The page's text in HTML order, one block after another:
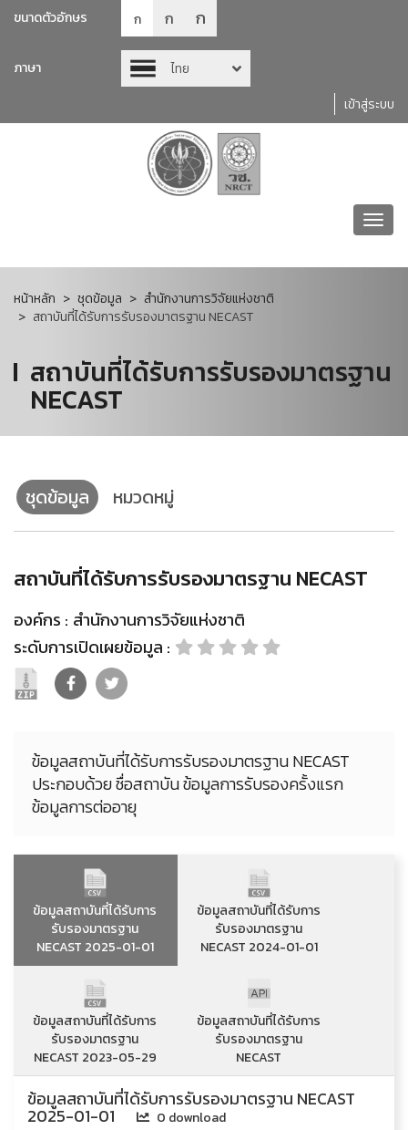
ขนาดตัวอักษร ก ก ก
ภาษา
ไทย
เข้าสู่ระบบ
หน้าหลัก ชุดข้อมูล
สำนักงานการวิจัยแห่งชาติ
สถาบันที่ได้รับการรับรองมาตรฐาน NECAST
สถาบันที่ได้รับการรับรองมาตรฐาน
NECAST
ชุดข้อมูล หมวดหมู่
สถาบันที่ได้รับการรับรองมาตรฐาน NECAST
องค์กร : สำนักงานการวิจัยแห่งชาติ
ระดับการเปิดเผยข้อมูล :
ข้อมูลสถาบันที่ได้รับการรับรองมาตรฐาน NECAST
ประกอบด้วย ชื่อสถาบัน ข้อมูลการรับรองครั้งแรก
ข้อมูลการต่ออายุ
ข้อมูลสถาบันที่ได้รับการ
รับรองมาตรฐาน
NECAST 2025-01-01
ข้อมูลสถาบันที่ได้รับการ
รับรองมาตรฐาน
NECAST 2024-01-01
ข้อมูลสถาบันที่ได้รับการ
รับรองมาตรฐาน
NECAST 2023-05-29
ข้อมูลสถาบันที่ได้รับการ
รับรองมาตรฐาน
NECAST
ข้อมูลสถาบันที่ได้รับการรับรองมาตรฐาน NECAST
2025-01-01
0 download